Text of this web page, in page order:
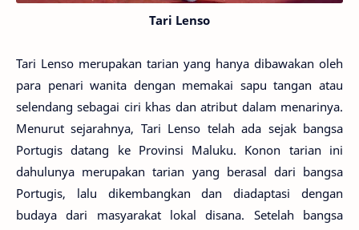
Tari Lenso
Tari Lenso merupakan tarian yang hanya dibawakan oleh
para penari wanita dengan memakai sapu tangan atau
selendang sebagai ciri khas dan atribut dalam menarinya.
Menurut sejarahnya, Tari Lenso telah ada sejak bangsa
Portugis datang ke Provinsi Maluku. Konon tarian ini
dahulunya merupakan tarian yang berasal dari bangsa
Portugis, lalu dikembangkan dan diadaptasi dengan
budaya dari masyarakat lokal disana. Setelah bangsa